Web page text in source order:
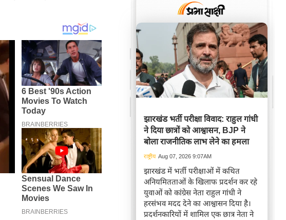
झारखंड भर्ती परीक्षा विवाद: राहुल गांधी
ने दिया छात्रों को आश्वासन, BJP ने
बोला राजनीतिक लाभ लेने का हमला
राष्ट्रीय Aug 07, 2026 9:07AM
झारखंड में भर्ती परीक्षाओं में कथित
अनियमितताओं के खिलाफ प्रदर्शन कर रहे
युवाओं को कांग्रेस नेता राहुल गांधी ने
हरसंभव मदद देने का आश्वासन दिया है।
प्रदर्शनकारियों में शामिल एक छात्र नेता ने